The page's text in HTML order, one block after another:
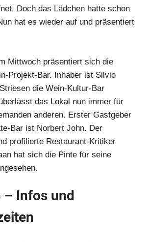
Doch das Lädchen hatte schon
hat es wieder auf und präsentiert
Mittwoch präsentiert sich die
Projekt-Bar. Inhaber ist Silvio
die Wein-Kultur-Bar
das Lokal nun immer für
anderen. Erster Gastgeber
Bar ist Norbert John. Der
profilierte Restaurant-Kritiker
hat sich die Pinte für seine
– Infos und